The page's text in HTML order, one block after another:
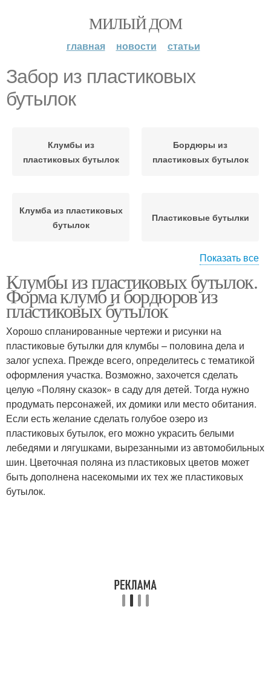
МИЛЫЙ ДОМ
главная новости статьи
Забор из пластиковых
бутылок
Клумбы из
пластиковых бутылок
Бордюры из
пластиковых бутылок
Клумба из пластиковых
бутылок
Пластиковые бутылки
Заборчик из
пластиковых бутылок
Показать все
Клумбы из пластиковых бутылок.
Форма клумб и бордюров из
пластиковых бутылок
Хорошо спланированные чертежи и рисунки на
пластиковые бутылки для клумбы – половина дела и
залог успеха. Прежде всего, определитесь с тематикой
оформления участка. Возможно, захочется сделать
целую «Поляну сказок» в саду для детей. Тогда нужно
продумать персонажей, их домики или место обитания.
Если есть желание сделать голубое озеро из
пластиковых бутылок, его можно украсить белыми
лебедями и лягушками, вырезанными из автомобильных
шин. Цветочная поляна из пластиковых цветов может
быть дополнена насекомыми их тех же пластиковых
бутылок.